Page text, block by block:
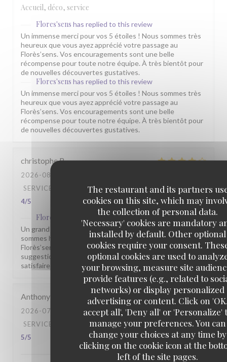
The restaurant and its partners
cookies on this site, which may
the collection of personal data.
'Necessary' cookies are mandatory
installed by default. Other optional
cookies require your consent.
optional cookies are used to
your browsing, measure site
provide features (e.g., related to
networks) or display personalized
advertising or content. Click on
accept all', 'Deny all' or 'Personalize'
manage your preferences. You can
change your choices at any time by
clicking on the cookie icon at the
left of the site pages.
Accueil, déco, service
Flores'sens has replied to this review
Un immense merci pour vos 5 étoiles ! Nous sommes très
heureux que vous ayez apprécié votre passage au
Florès’sens. Vos encouragements sont une belle
récompense pour toute notre équipe. À très bientôt pour
de nouvelles découvertes gustatives.
Flores'sens has replied to this review
Un immense merci pour vos 5 étoiles ! Nous sommes très
heureux que vous ayez apprécié votre passage au
Florès’sens. Vos encouragements sont une belle
récompense pour toute notre équipe. À très bientôt pour
de nouvelles découvertes gustatives.
christopheB
2026-08-01
SERVICE
AMBIANCE: 4/5 FOOD: 4/5 VALUE:
4/5
Flores'sens
has replied to this review
Un grand merci pour votre évaluation de 4 étoiles. Nous
sommes heureux que vous ayez apprécié votre repas au
Florès’sens. N’hésitez pas à nous partager vos
suggestions : elles nous aident à nous améliorer et à vous
satisfaire pleinement lors de votre prochaine venue.
Anthony
2026-07-31
- 19:45 - GUESTS 2
SERVICE
AMBIANCE: 4/5 FOOD: 5/5 VALUE:
5/5